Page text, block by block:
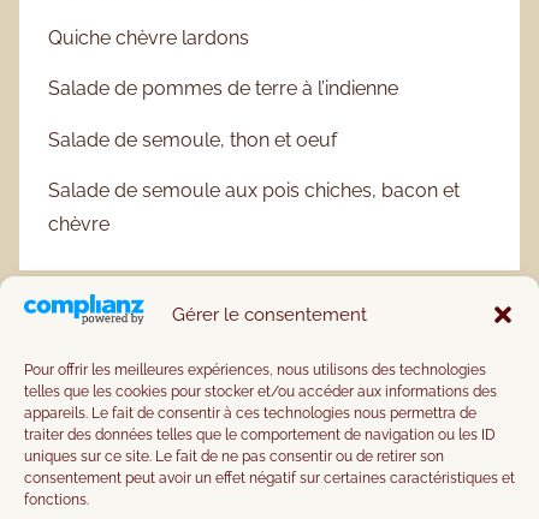
Gérer le consentement
Pour offrir les meilleures expériences, nous utilisons des technologies
telles que les cookies pour stocker et/ou accéder aux informations des
appareils. Le fait de consentir à ces technologies nous permettra de
traiter des données telles que le comportement de navigation ou les ID
uniques sur ce site. Le fait de ne pas consentir ou de retirer son
consentement peut avoir un effet négatif sur certaines caractéristiques et
fonctions.
Quiche chèvre lardons
Salade de pommes de terre à l’indienne
Salade de semoule, thon et oeuf
Salade de semoule aux pois chiches, bacon et
chèvre